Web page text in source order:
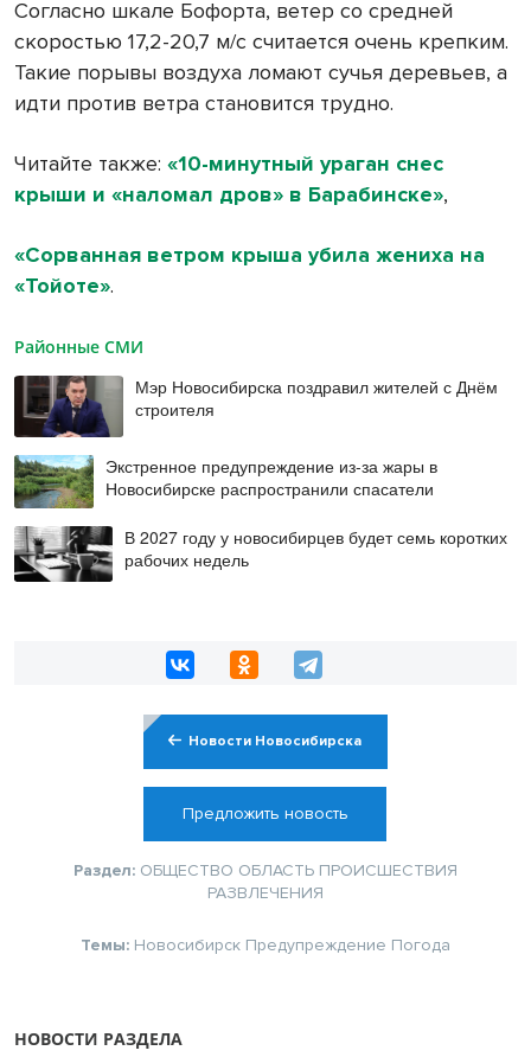
Согласно шкале Бофорта, ветер со средней
скоростью 17,2-20,7 м/с считается очень крепким.
Такие порывы воздуха ломают сучья деревьев, а
идти против ветра становится трудно.
Читайте также: «10-минутный ураган снес
крыши и «наломал дров» в Барабинске»,
«Сорванная ветром крыша убила жениха на
«Тойоте».
Районные СМИ
Мэр Новосибирска поздравил жителей с Днём
строителя
Экстренное предупреждение из-за жары в
Новосибирске распространили спасатели
В 2027 году у новосибирцев будет семь коротких
рабочих недель
Новости Новосибирска
Предложить новость
Раздел: ОБЩЕСТВО ОБЛАСТЬ ПРОИСШЕСТВИЯ
РАЗВЛЕЧЕНИЯ
Темы: Новосибирск Предупреждение Погода
НОВОСТИ РАЗДЕЛА